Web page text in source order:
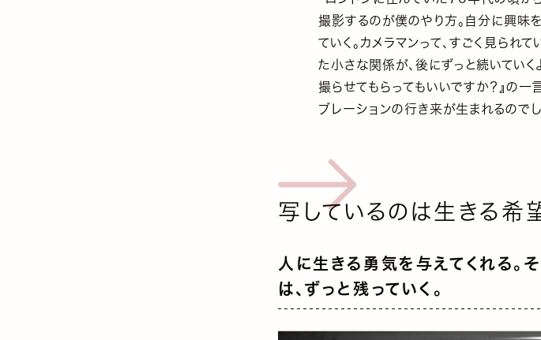
撮影するのが僕のやり方。自分に興味
ていく。カメラマンって、すごく見られ
た小さな関係が、後にずっと続いていく
撮らせてもらってもいいですか？』の一
ブレーションの行き来が生まれるのでし
写しているのは生きる希
人に生きる勇気を与えてくれる。
は、ずっと残っていく。